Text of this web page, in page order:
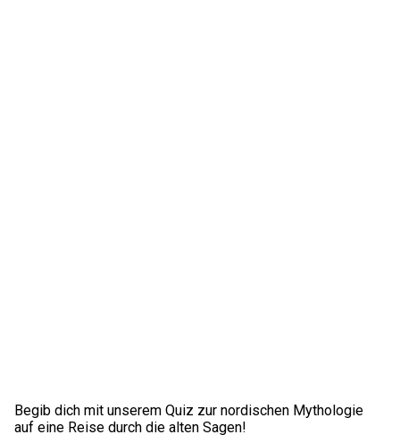
Begib dich mit unserem Quiz zur nordischen Mythologie
auf eine Reise durch die alten Sagen!